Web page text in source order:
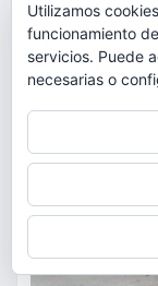
torrent al
Utilizamos
funcionamiento
servicios. Puede
necesarias o
Para obtener más